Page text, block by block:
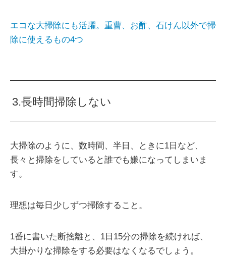
エコな大掃除にも活躍。重曹、お酢、石けん以外で掃
除に使えるもの4つ
3.長時間掃除しない
大掃除のように、数時間、半日、ときに1日など、
長々と掃除をしていると誰でも嫌になってしまいま
す。
理想は毎日少しずつ掃除すること。
1番に書いた断捨離と、1日15分の掃除を続ければ、
大掛かりな掃除をする必要はなくなるでしょう。